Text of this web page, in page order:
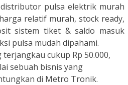
pulsa elektrik murah
relatif murah, stock ready,
sistem tiket & saldo masuk
pulsa mudah dipahami.
cukup Rp 50.000,
sebuah bisnis yang
di Metro Tronik.